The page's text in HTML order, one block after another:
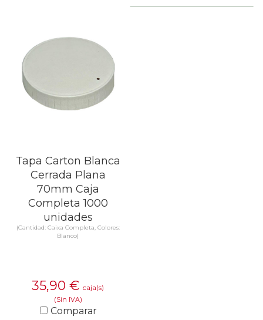
SABER MÁS
Tapa Carton Blanca
Cerrada Plana
70mm Caja
Completa 1000
unidades
(Cantidad: Caixa Completa, Colores:
Blanco)
35,90 € caja(s)
(Sin IVA)
Comparar